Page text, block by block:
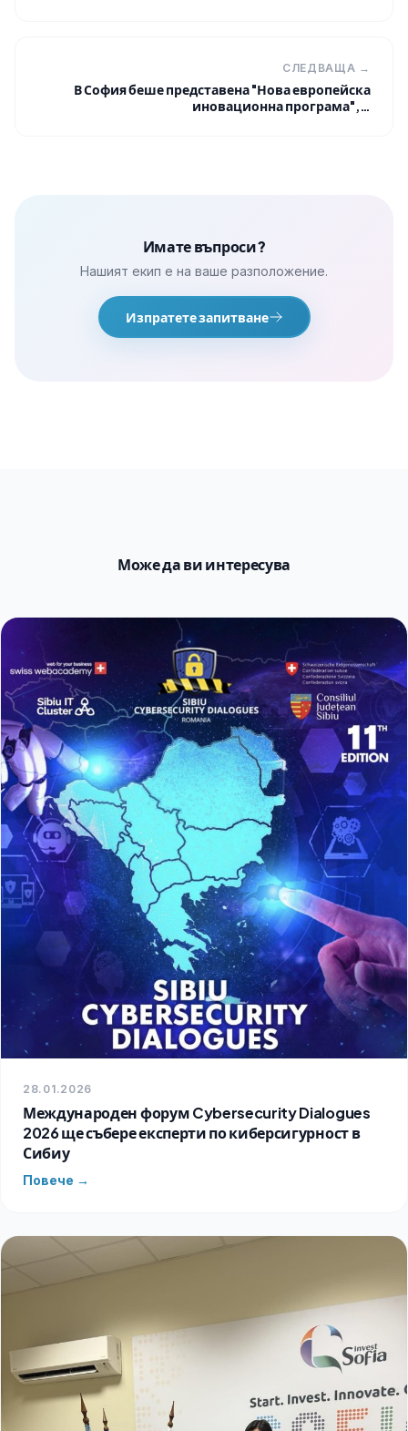
СЛЕДВАЩА →
В София беше представена "Нова европейска
иновационна програма",…
Имате въпроси?
Нашият екип е на ваше разположение.
Изпратете запитване
Може да ви интересува
28.01.2026
Международен форум Cybersecurity Dialogues
2026 ще събере експерти по киберсигурност в
Сибиу
Повече →